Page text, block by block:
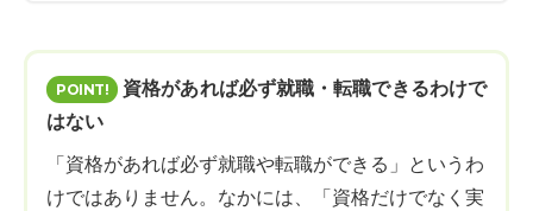
資格があれば必ず就職・転職できるわけで
はない
「資格があれば必ず就職や転職ができる」というわ
けではありません。なかには、「資格だけでなく実